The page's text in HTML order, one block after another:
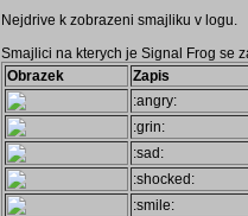
Nejdrive k zobrazeni smajliku v logu.
Smajlici na kterych je Signal Frog se
Obrazek
Zapis
:angry:
:grin:
:sad:
:shocked:
:smile: